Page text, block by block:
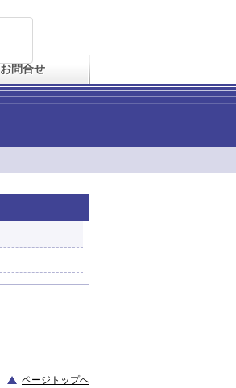
お問合せ
ページトップへ